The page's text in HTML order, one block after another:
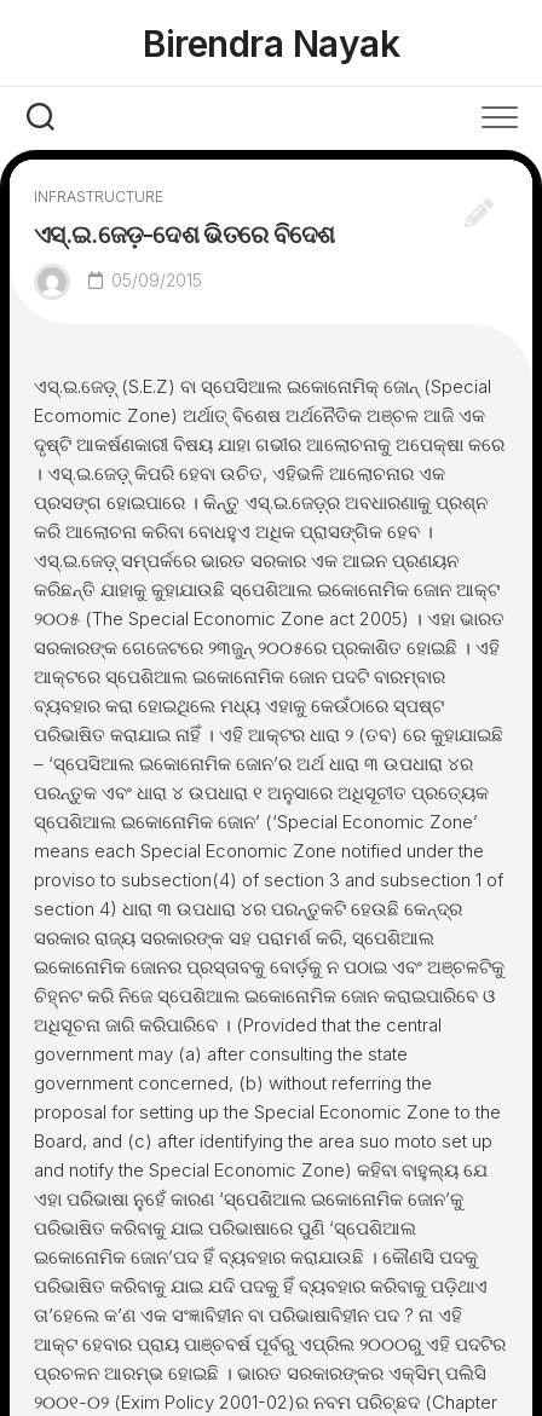
Birendra Nayak
INFRASTRUCTURE
ଏସ୍.ଇ.ଜେଡ଼-ଦେଶ ଭିତରେ ବିଦେଶ
05/09/2015
ଏସ୍.ଇ.ଜେଡ଼୍ (S.E.Z) ବା ସ୍ପେସିଆଲ ଇକୋନୋମିକ୍ ଜୋନ୍ (Special
Ecomomic Zone) ଅର୍ଥାତ୍ ବିଶେଷ ଅର୍ଥନୈତିକ ଅଞ୍ଚଳ ଆଜି ଏକ
ଦୃଷ୍ଟି ଆକର୍ଷଣକାରୀ ବିଷୟ ଯାହା ଗଭୀର ଆଲୋଚନାକୁ ଅପେକ୍ଷା କରେ
। ଏସ୍.ଇ.ଜେଡ଼୍ କିପରି ହେବା ଉଚିତ, ଏହିଭଳି ଆଲୋଚନାର ଏକ
ପ୍ରସଙ୍ଗ ହୋଇପାରେ । କିନ୍ତୁ ଏସ୍.ଇ.ଜେଡ଼୍ର ଅବଧାରଣାକୁ ପ୍ରଶ୍ନ
କରି ଆଲୋଚନା କରିବା ବୋଧହୁଏ ଅଧିକ ପ୍ରାସଙ୍ଗିକ ହେବ ।
ଏସ୍.ଇ.ଜେଡ଼୍ ସମ୍ପର୍କରେ ଭାରତ ସରକାର ଏକ ଆଇନ ପ୍ରଣୟନ
କରିଛନ୍ତି ଯାହାକୁ କୁହାଯାଉଛି ସ୍ପେଶିଆଲ ଇକୋନୋମିକ ଜୋନ ଆକ୍ଟ
୨୦୦୫ (The Special Economic Zone act 2005) । ଏହା ଭାରତ
ସରକାରଙ୍କ ଗେଜେଟରେ ୨୩ଜୁନ୍ ୨୦୦୫ରେ ପ୍ରକାଶିତ ହୋଇଛି । ଏହି
ଆକ୍ଟରେ ସ୍ପେଶିଆଲ ଇକୋନୋମିକ ଜୋନ ପଦଟି ବାରମ୍ବାର
ବ୍ୟବହାର କରା ହୋଇଥିଲେ ମଧ୍ୟ ଏହାକୁ କେଉଁଠାରେ ସ୍ପଷ୍ଟ
ପରିଭାଷିତ କରାଯାଇ ନାହିଁ । ଏହି ଆକ୍ଟର ଧାରା ୨ (ତବ) ରେ କୁହାଯାଇଛି
– ‘ସ୍ପେସିଆଲ ଇକୋନୋମିକ ଜୋନ’ର ଅର୍ଥ ଧାରା ୩ ଉପଧାରା ୪ର
ପରନ୍ତୁକ ଏବଂ ଧାରା ୪ ଉପଧାରା ୧ ଅନୁସାରେ ଅଧିସୂଚୀତ ପ୍ରତ୍ୟେକ
ସ୍ପେଶିଆଲ ଇକୋନୋମିକ ଜୋନ’ (‘Special Economic Zone’
means each Special Economic Zone notified under the
proviso to subsection(4) of section 3 and subsection 1 of
section 4) ଧାରା ୩ ଉପଧାରା ୪ର ପରନ୍ତୁକଟି ହେଉଛି କେନ୍ଦ୍ର
ସରକାର ରାଜ୍ୟ ସରକାରଙ୍କ ସହ ପରାମର୍ଶ କରି, ସ୍ପେଶିଆଲ
ଇକୋନୋମିକ ଜୋନର ପ୍ରସ୍ତାବକୁ ବୋର୍ଡ଼କୁ ନ ପଠାଇ ଏବଂ ଅଞ୍ଚଳଟିକୁ
ଚିହ୍ନଟ କରି ନିଜେ ସ୍ପେଶିଆଲ ଇକୋନୋମିକ ଜୋନ କରାଇପାରିବେ ଓ
ଅଧିସୂଚନା ଜାରି କରିପାରିବେ । (Provided that the central
government may (a) after consulting the state
government concerned, (b) without referring the
proposal for setting up the Special Economic Zone to the
Board, and (c) after identifying the area suo moto set up
and notify the Special Economic Zone) କହିବା ବାହୁଲ୍ୟ ଯେ
ଏହା ପରିଭାଷା ନୁହେଁ କାରଣ ‘ସ୍ପେଶିଆଲ ଇକୋନୋମିକ ଜୋନ’କୁ
ପରିଭାଷିତ କରିବାକୁ ଯାଇ ପରିଭାଷାରେ ପୁଣି ‘ସ୍ପେଶିଆଲ
ଇକୋନୋମିକ ଜୋନ’ପଦ ହିଁ ବ୍ୟବହାର କରାଯାଉଛି । କୌଣସି ପଦକୁ
ପରିଭାଷିତ କରିବାକୁ ଯାଇ ଯଦି ପଦକୁ ହିଁ ବ୍ୟବହାର କରିବାକୁ ପଡ଼ିଥାଏ
ତା’ହେଲେ କ’ଣ ଏକ ସଂଜ୍ଞାବିହୀନ ବା ପରିଭାଷାବିହୀନ ପଦ ? ନା ଏହି
ଆକ୍ଟ ହେବାର ପ୍ରାୟ ପାଞ୍ଚବର୍ଷ ପୂର୍ବରୁ ଏପ୍ରିଲ ୨୦୦୦ରୁ ଏହି ପଦଟିର
ପ୍ରଚଳନ ଆରମ୍ଭ ହୋଇଛି । ଭାରତ ସରକାରଙ୍କର ଏକ୍ସିମ୍ ପଲିସି
୨୦୦୧-୦୨ (Exim Policy 2001-02)ର ନବମ ପରିଚ୍ଛଦ (Chapter